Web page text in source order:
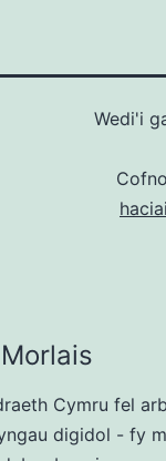
Wedi'i
Cymru fel
digidol - fy